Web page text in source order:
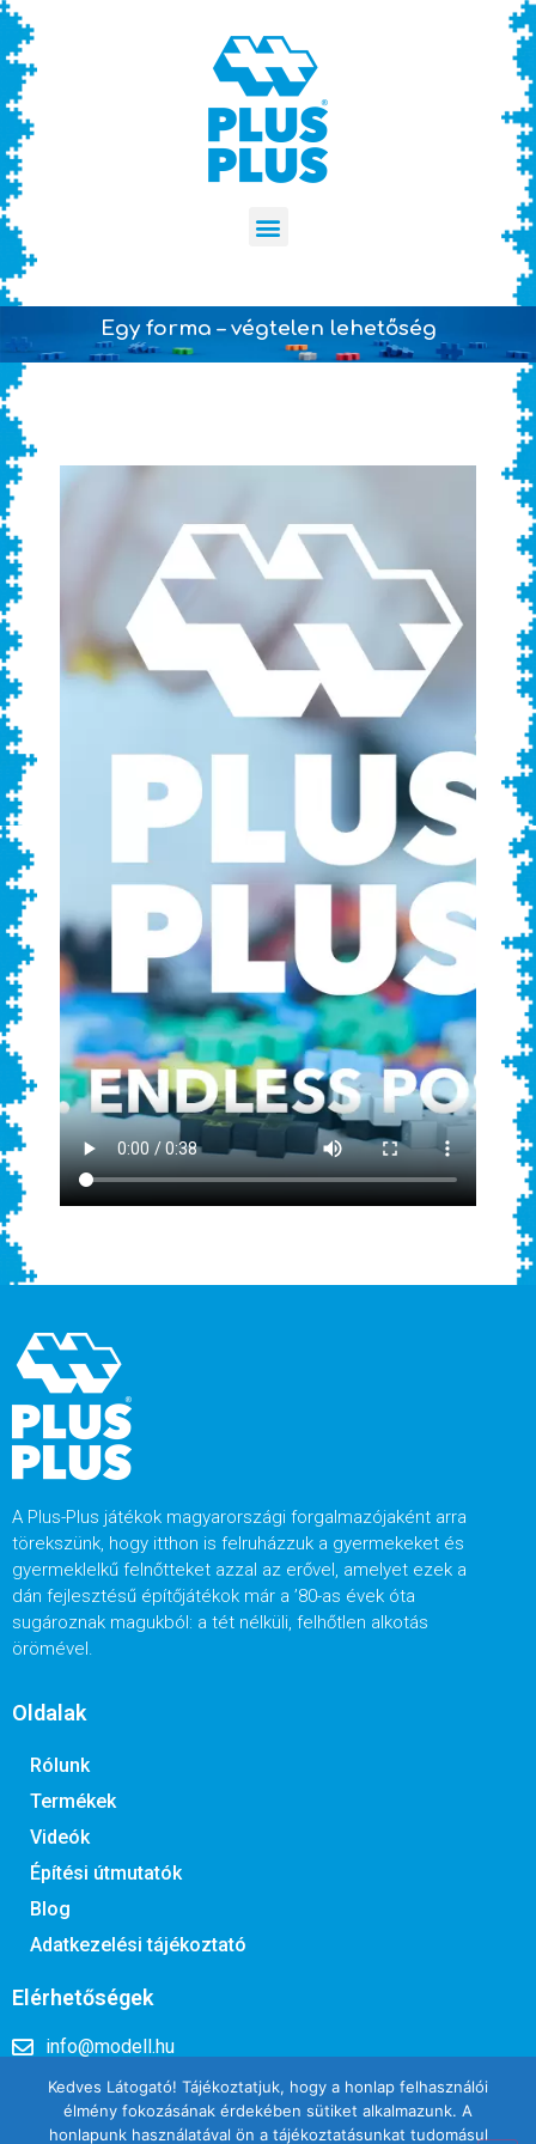
Egy forma – végtelen lehetőség
A Plus-Plus játékok magyarországi forgalmazójaként arra
törekszünk, hogy itthon is felruházzuk a gyermekeket és
gyermeklelkű felnőtteket azzal az erővel, amelyet ezek a
dán fejlesztésű építőjátékok már a ’80-as évek óta
sugároznak magukból: a tét nélküli, felhőtlen alkotás
örömével.
Oldalak
Rólunk
Termékek
Videók
Építési útmutatók
Blog
Adatkezelési tájékoztató
Elérhetőségek
info@modell.hu
(+36) 1 244-8351
1097 Budapest, Könyves Kálmán krt 12-14. Lurdy ház, 2.
Kedves Látogató! Tájékoztatjuk, hogy a honlap felhasználói
élmény fokozásának érdekében sütiket alkalmazunk. A
honlapunk használatával ön a tájékoztatásunkat tudomásul